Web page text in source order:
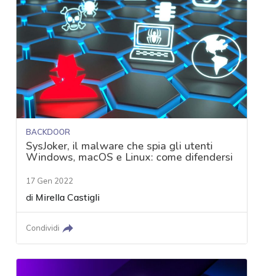
BACKDOOR
SysJoker, il malware che spia gli utenti
Windows, macOS e Linux: come difendersi
17 Gen 2022
di Mirella Castigli
Condividi